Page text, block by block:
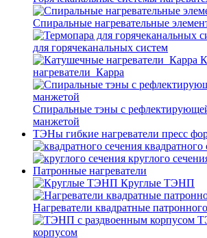
Спиральные нагревательные
для горячеканальных систем
нагреватели_Карра
Спиральные тэны с
манжетой
ТЭНы гибкие нагреватели пресс
квадратного
круглого
Патронные нагреватели
Круглые ТЭНП
Нагреватели квадратные
корпусом